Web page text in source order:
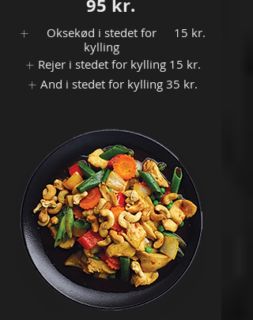
95 kr.
Oksekød i stedet for
kylling
15 kr.
Rejer i stedet for kylling 15 kr.
And i stedet for kylling 35 kr.